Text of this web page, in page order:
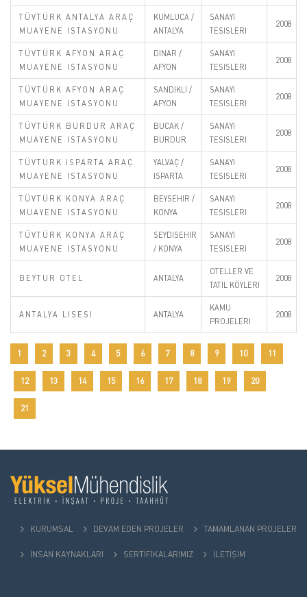
TÜVTÜRK ANTALYA ARAÇ
MUAYENE ISTASYONU
KUMLUCA /
ANTALYA
SANAYI
TESISLERI
2008
TÜVTÜRK AFYON ARAÇ
MUAYENE ISTASYONU
DINAR /
AFYON
SANAYI
TESISLERI
2008
TÜVTÜRK AFYON ARAÇ
MUAYENE ISTASYONU
SANDIKLI /
AFYON
SANAYI
TESISLERI
2008
TÜVTÜRK BURDUR ARAÇ
MUAYENE ISTASYONU
BUCAK /
BURDUR
SANAYI
TESISLERI
2008
TÜVTÜRK ISPARTA ARAÇ
MUAYENE ISTASYONU
YALVAÇ /
ISPARTA
SANAYI
TESISLERI
2008
TÜVTÜRK KONYA ARAÇ
MUAYENE ISTASYONU
BEYSEHIR /
KONYA
SANAYI
TESISLERI
2008
TÜVTÜRK KONYA ARAÇ
MUAYENE ISTASYONU
SEYDISEHIR
/ KONYA
SANAYI
TESISLERI
2008
BEYTUR OTEL ANTALYA
OTELLER VE
TATIL KÖYLERI
2008
ANTALYA LISESI ANTALYA
KAMU
PROJELERI
2008
1 2 3 4 5 6 7 8 9 10 11
12 13 14 15 16 17 18 19 20
21
KURUMSAL DEVAM EDEN PROJELER TAMAMLANAN PROJELER
İNSAN KAYNAKLARI SERTİFİKALARIMIZ İLETİŞİM